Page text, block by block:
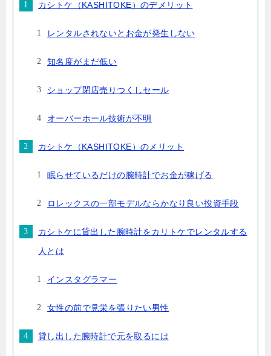
カシトケ（KASHITOKE）のデメリット
レンタルされないとお金が発生しない
知名度がまだ低い
ショップ閉店売りつくしセール
オーバーホール技術が不明
カシトケ（KASHITOKE）のメリット
眠らせているだけの腕時計でお金が稼げる
ロレックスの一部モデルならかなり良い投資手段
カシトケに貸出した腕時計をカリトケでレンタルする
人とは
インスタグラマー
女性の前で見栄を張りたい男性
貸し出した腕時計で元を取るには